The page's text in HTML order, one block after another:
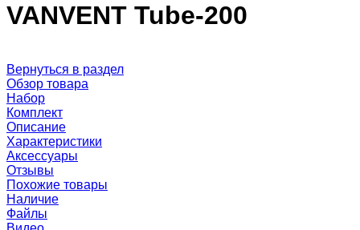
VANVENT Tube-200
Вернуться в раздел
Обзор товара
Набор
Комплект
Описание
Характеристики
Аксессуары
Отзывы
Похожие товары
Наличие
Файлы